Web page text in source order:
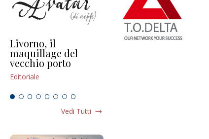
Livorno, il
maquillage del
vecchio porto
Editoriale
L’uscita di scena di
Vedi Tutti